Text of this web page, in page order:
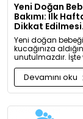
Yeni Doğan
Bakımı: İlk
Dikkat Edilmesi
Gerekenler
Yeni doğan
kucağınıza
unutulmazdır. İşte
doğan bebek
dikkat etmeniz
Devamını oku